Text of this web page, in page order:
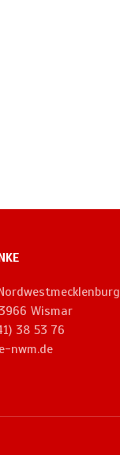
Wismar
38 53 76
nwm.de